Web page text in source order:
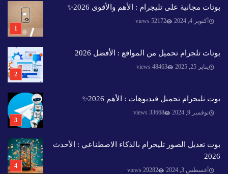
بوتات مجانية على تليجرام : الأهم والأقوى 2026✨️
أكتوبر 4, 2024 52172 views
بوتات تلجرام تحميل من المواقع : الأفضل 2026
يناير 25, 2025 48463 views
بوت تليجرام تحميل فيديوهات : الأهم 2026✨️
نوفمبر 9, 2024 33668 views
بوت تعديل الصور تليجرام بالذكاء الاصطناعي : الأحدث
2026
أغسطس 3, 2024 29282 views